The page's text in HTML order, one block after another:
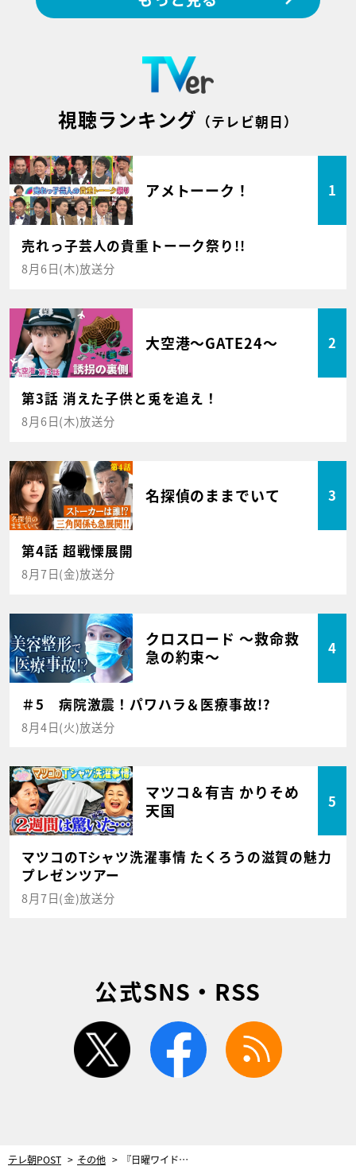
視聴ランキング （テレビ朝日）
アメトーーク！ 1
売れっ子芸人の貴重トーーク祭り!!
8月6日(木)放送分
大空港～GATE24～ 2
第3話 消えた子供と兎を追え！
8月6日(木)放送分
名探偵のままでいて 3
第4話 超戦慄展開
8月7日(金)放送分
クロスロード ～救命救
急の約束～
4
＃5 病院激震！パワハラ＆医療事故!?
8月4日(火)放送分
マツコ＆有吉 かりそめ
天国
5
マツコのTシャツ洗濯事情 たくろうの滋賀の魅力
プレゼンツアー
8月7日(金)放送分
公式SNS・RSS
twitter facebook
テレ朝POST その他 『日曜ワイド』で“鉄道捜査官”の最新作放送！名シリーズの新作も今後続々と